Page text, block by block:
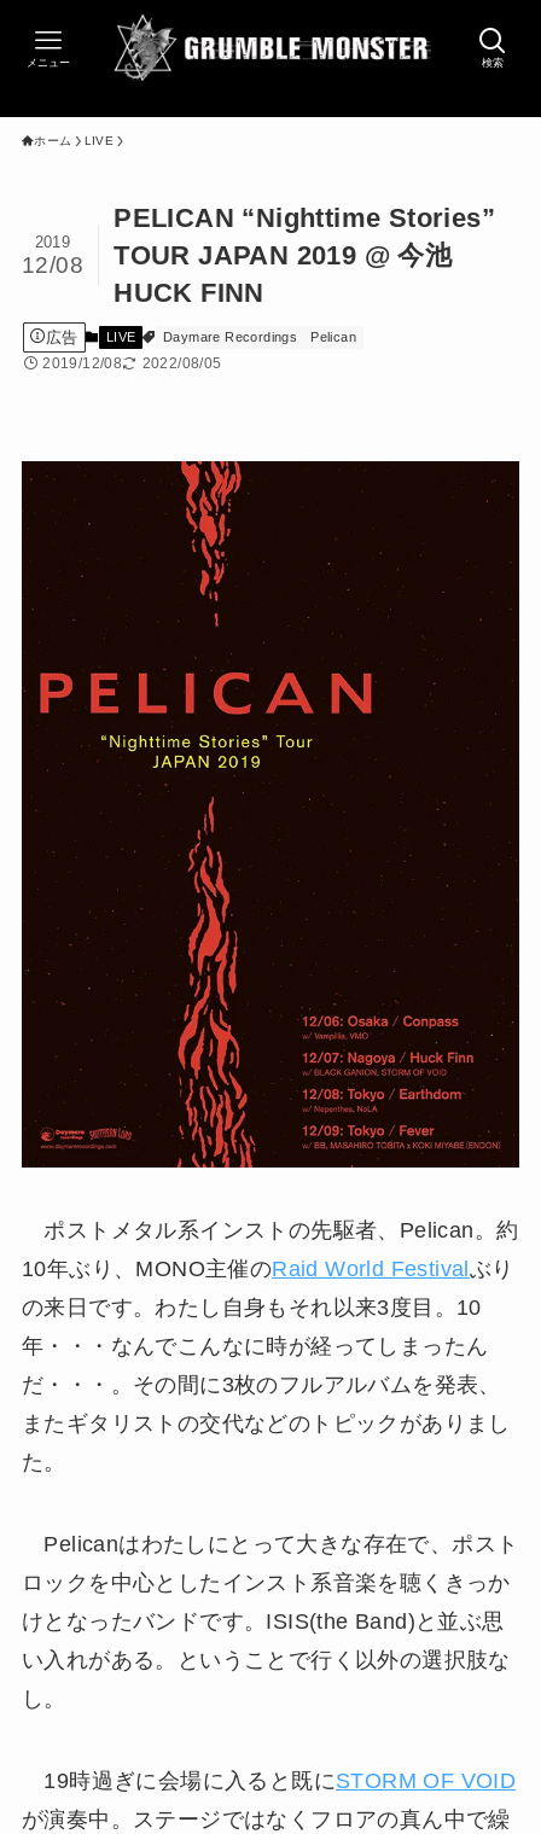
検索
メニュー
ホーム LIVE
PELICAN “Nighttime Stories”
TOUR JAPAN 2019 @ 今池
HUCK FINN
2019
12/08
広告 LIVE Daymare Recordings Pelican
2019/12/08 2022/08/05
ポストメタル系インストの先駆者、Pelican。約
10年ぶり、MONO主催のRaid World Festival ぶり
の来日です。わたし自身もそれ以来3度目。10
年・・・なんでこんなに時が経ってしまったん
だ・・・。その間に3枚のフルアルバムを発表、
またギタリストの交代などのトピックがありまし
た。
Pelicanはわたしにとって大きな存在で、ポスト
ロックを中心としたインスト系音楽を聴くきっか
けとなったバンドです。ISIS(the Band)と並ぶ思
い入れがある。ということで行く以外の選択肢な
し。
19時過ぎに会場に入ると既にSTORM OF VOID
が演奏中。ステージではなくフロアの真ん中で繰